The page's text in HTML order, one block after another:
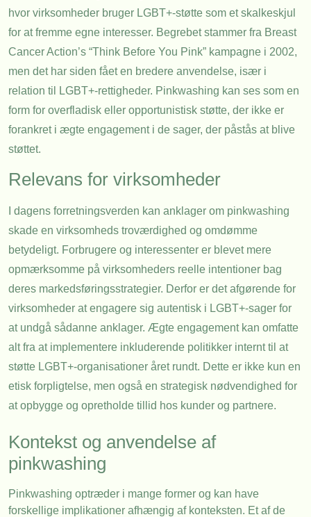
hvor virksomheder bruger LGBT+-støtte som et skalkeskjul
for at fremme egne interesser. Begrebet stammer fra Breast
Cancer Action’s “Think Before You Pink” kampagne i 2002,
men det har siden fået en bredere anvendelse, især i
relation til LGBT+-rettigheder. Pinkwashing kan ses som en
form for overfladisk eller opportunistisk støtte, der ikke er
forankret i ægte engagement i de sager, der påstås at blive
støttet.
Relevans for virksomheder
I dagens forretningsverden kan anklager om pinkwashing
skade en virksomheds troværdighed og omdømme
betydeligt. Forbrugere og interessenter er blevet mere
opmærksomme på virksomheders reelle intentioner bag
deres markedsføringsstrategier. Derfor er det afgørende for
virksomheder at engagere sig autentisk i LGBT+-sager for
at undgå sådanne anklager. Ægte engagement kan omfatte
alt fra at implementere inkluderende politikker internt til at
støtte LGBT+-organisationer året rundt. Dette er ikke kun en
etisk forpligtelse, men også en strategisk nødvendighed for
at opbygge og opretholde tillid hos kunder og partnere.
Kontekst og anvendelse af
pinkwashing
Pinkwashing optræder i mange former og kan have
forskellige implikationer afhængig af konteksten. Et af de